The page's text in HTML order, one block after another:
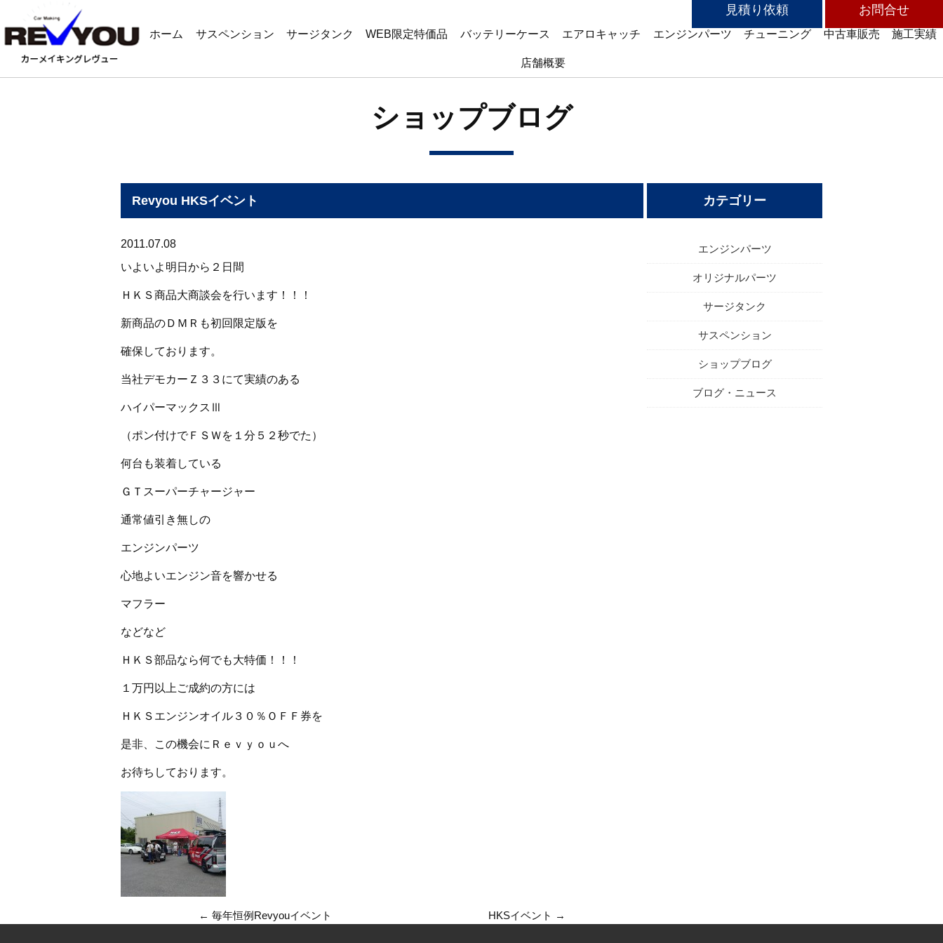
見積り依頼 お問合せ
ホーム サスペンション サージタンク WEB限定特価品 バッテリーケース エアロキャッチ エンジンパーツ チューニング 中古車販売 施工実績
店舗概要
ショップブログ
Revyou HKSイベント
2011.07.08
いよいよ明日から２日間
ＨＫＳ商品大商談会を行います！！！
新商品のＤＭＲも初回限定版を
確保しております。
当社デモカーＺ３３にて実績のある
ハイパーマックスⅢ
（ポン付けでＦＳＷを１分５２秒でた）
何台も装着している
ＧＴスーパーチャージャー
通常値引き無しの
エンジンパーツ
心地よいエンジン音を響かせる
マフラー
などなど
ＨＫＳ部品なら何でも大特価！！！
１万円以上ご成約の方には
ＨＫＳエンジンオイル３０％ＯＦＦ券を
是非、この機会にＲｅｖｙｏｕへ
お待ちしております。
←毎年恒例Revyouイベント HKSイベント →
カテゴリー
エンジンパーツ
オリジナルパーツ
サージタンク
サスペンション
ショップブログ
ブログ・ニュース